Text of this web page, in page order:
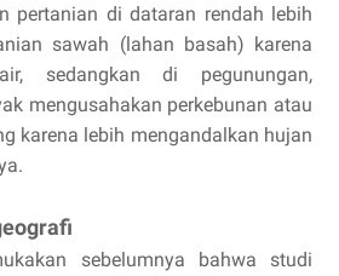
pertanian di dataran rendah lebih
sawah (lahan basah) karena
sedangkan di pegunungan,
mengusahakan perkebunan atau
karena lebih mengandalkan hujan
sebelumnya bahwa studi